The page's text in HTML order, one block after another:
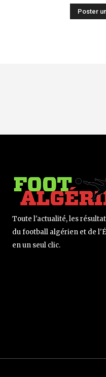
Toute l'actualité, les
du football algérien et de
en un seul clic.